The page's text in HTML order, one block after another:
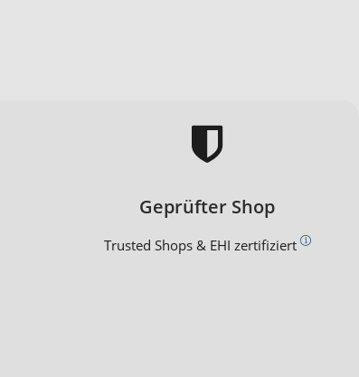
Geprüfter Shop
Trusted Shops & EHI zertifiziert